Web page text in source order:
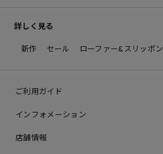
詳しく見る
新作 セール ローファー&スリッポン
ご利用ガイド
インフォメーション
店舗情報